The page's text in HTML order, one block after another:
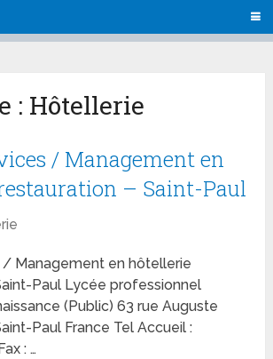
: Hôtellerie
/ Management en
– Saint-Paul
/ Management en hôtellerie
Paul Lycée professionnel
(Public) 63 rue Auguste
Paul France Tel Accueil :
: …